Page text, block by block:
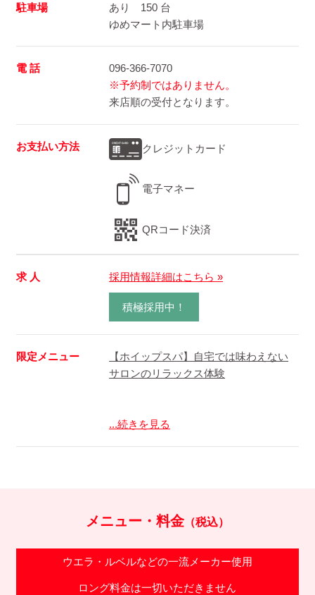
駐車場
あり 150 台
ゆめマート内駐車場
電 話
096-366-7070
※予約制ではありません。
来店順の受付となります。
お支払い方法 クレジットカード
電子マネー
QRコード決済
求 人 採用情報詳細はこちら »
積極採用中！
限定メニュー
【ホイップスパ】自宅では味わえない
サロンのリラックス体験
...続きを見る
メニュー・料金（税込）
ウエラ・ルベルなどの一流メーカー使用
ロング料金は一切いただきません